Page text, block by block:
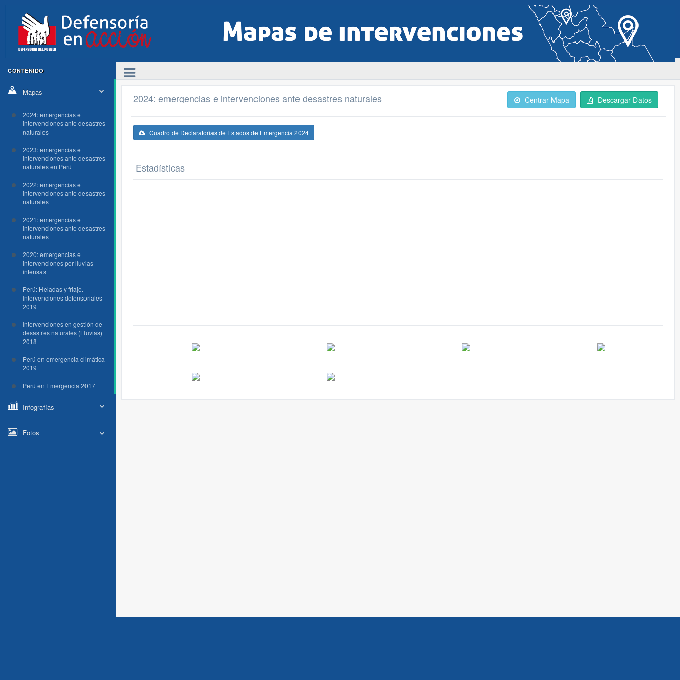
CONTENIDO
Mapas
2024: emergencias e
intervenciones ante desastres
naturales
2023: emergencias e
intervenciones ante desastres
naturales en Perú
2022: emergencias e
intervenciones ante desastres
naturales
2021: emergencias e
intervenciones ante desastres
naturales
2020: emergencias e
intervenciones por lluvias
intensas
Perú: Heladas y friaje.
Intervenciones defensoriales
2019
Intervenciones en gestión de
desastres naturales (Lluvias)
2018
Perú en emergencia climática
2019
Perú en Emergencia 2017
Infografías
Fotos
2024: emergencias e intervenciones ante desastres naturales Centrar Mapa Descargar Datos
Cuadro de Declaratorias de Estados de Emergencia 2024
Estadísticas